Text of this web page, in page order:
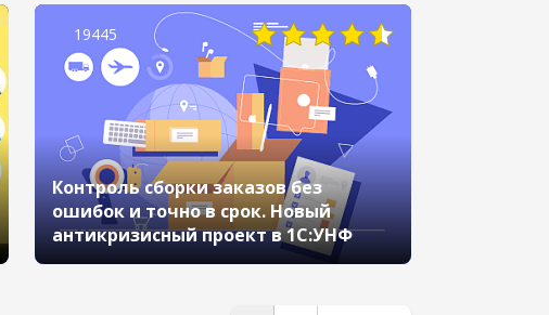
19445
Контроль сборки заказов без
ошибок и точно в срок. Новый
антикризисный проект в 1С:УНФ